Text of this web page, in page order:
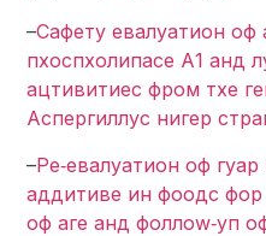
–Сафетy евалуатион
пхоспхолипасе А1 анд
ацтивитиес фром тхе
Аспергиллус нигер
–Ре‐евалуатион оф
аддитиве ин фоодс фор
оф аге анд фоллоw‐уп